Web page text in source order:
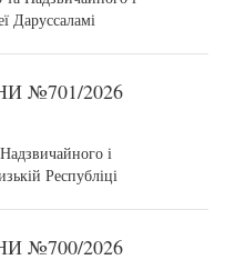
Даруссаламі
№701/2026
і
Республіці
№700/2026